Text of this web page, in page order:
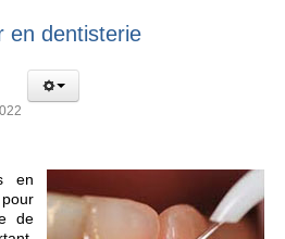
en dentisterie
en
de